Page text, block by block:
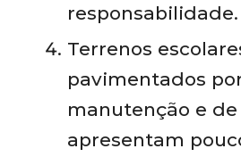
responsabilidade.
Terrenos
pavimentados
manutenção e de
apresentam